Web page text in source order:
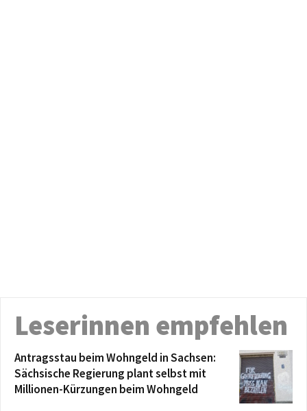
Leserinnen empfehlen
Antragsstau beim Wohngeld in Sachsen:
Sächsische Regierung plant selbst mit
Millionen-Kürzungen beim Wohngeld